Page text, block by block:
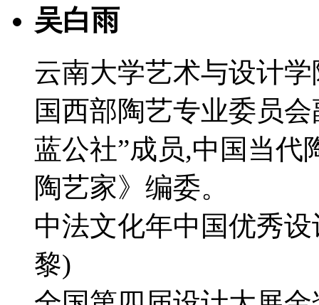
吴白雨
云南大学艺术与设计
国西部陶艺专业委员
蓝公社”成员,中国当代
陶艺家》编委。
中法文化年中国优秀
黎)